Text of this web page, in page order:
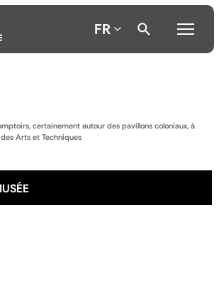
FR
certainement autour des pavillons coloniaux, à
Arts et Techniques